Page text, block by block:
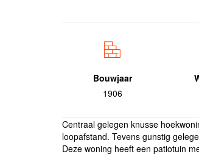
Bouwjaar
1906
Centraal gelegen knusse
loopafstand. Tevens gunstig
Deze woning heeft een patiotuin